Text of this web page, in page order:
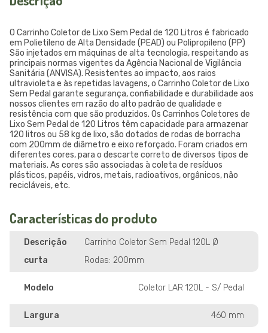
O Carrinho Coletor de Lixo Sem Pedal de 120 Litros é fabricado
em Polietileno de Alta Densidade (PEAD) ou Polipropileno (PP)
São injetados em máquinas de alta tecnologia, respeitando as
principais normas vigentes da Agência Nacional de Vigilância
Sanitária (ANVISA). Resistentes ao impacto, aos raios
ultravioleta e às repetidas lavagens, o Carrinho Coletor de Lixo
Sem Pedal garante segurança, confiabilidade e durabilidade aos
nossos clientes em razão do alto padrão de qualidade e
resistência com que são produzidos. Os Carrinhos Coletores de
Lixo Sem Pedal de 120 Litros têm capacidade para armazenar
120 litros ou 58 kg de lixo, são dotados de rodas de borracha
com 200mm de diâmetro e eixo reforçado. Foram criados em
diferentes cores, para o descarte correto de diversos tipos de
materiais. As cores são associadas à coleta de resíduos
plásticos, papéis, vidros, metais, radioativos, orgânicos, não
recicláveis, etc.
Características do produto
Descrição
curta
Carrinho Coletor Sem Pedal 120L Ø
Rodas: 200mm
Modelo Coletor LAR 120L - S/ Pedal
Largura 460 mm